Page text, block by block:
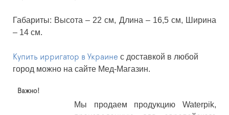
Габариты: Высота – 22 см, Длина – 16,5 см, Ширина
– 14 см.
Купить ирригатор в Украине с доставкой в любой
город можно на сайте Мед-Магазин.
Важно!
Мы продаем продукцию Waterpik,